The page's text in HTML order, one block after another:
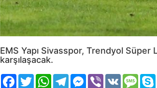
EMS Yapı Sivasspor, Trendyol
karşılaşacak.
Facebook
TwitterWhatsAppTelegramMessenger
Viber VK